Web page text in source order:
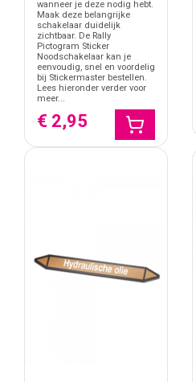
wanneer je deze nodig hebt.
Maak deze belangrijke
schakelaar duidelijk
zichtbaar. De Rally
Pictogram Sticker
Noodschakelaar kan je
eenvoudig, snel en voordelig
bij Stickermaster bestellen.
Lees hieronder verder voor
meer...
€ 2,95